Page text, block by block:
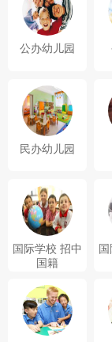
公办幼儿园
民办幼儿园
国际学校 招中
国籍